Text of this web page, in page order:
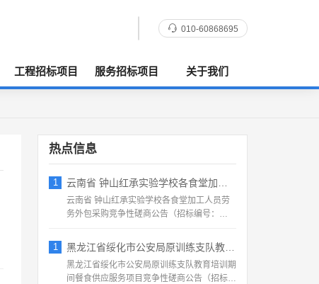
010-60868695
工程招标项目 服务招标项目 关于我们
热点信息
1 云南省 钟山红承实验学校各食堂加工人员劳
云南省 钟山红承实验学校各食堂加工人员劳
务外包采购竞争性磋商公告（招标编号：
1 黑龙江省绥化市公安局原训练支队教育培训期
黑龙江省绥化市公安局原训练支队教育培训期
间餐食供应服务项目竞争性磋商公告（招标编